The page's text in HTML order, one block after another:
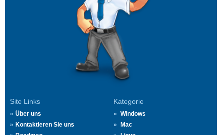
Site Links
Über uns
Kontaktieren Sie uns
Kategorie
Windows
Mac